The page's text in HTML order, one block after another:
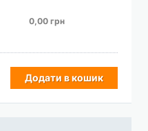
0,00 грн
Додати в кошик